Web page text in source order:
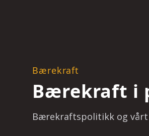
Bærekraft
Bærekraft i
Bærekraftspolitikk og